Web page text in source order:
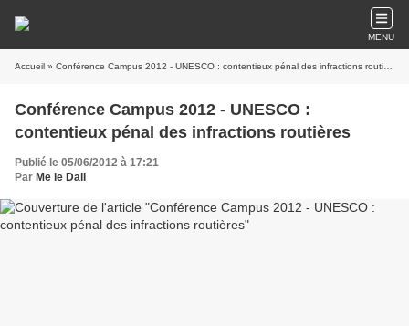
MENU
Accueil » Conférence Campus 2012 - UNESCO : contentieux pénal des infractions routières
Conférence Campus 2012 - UNESCO :
contentieux pénal des infractions routières
Publié le 05/06/2012 à 17:21
Par Me le Dall